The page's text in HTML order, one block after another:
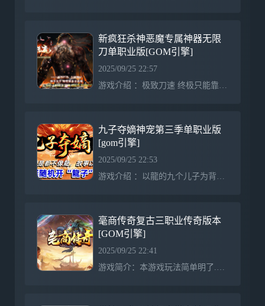
新疯狂杀神恶魔专属神器无限
刀单职业版[GOM引擎]
2025/09/25 22:57
游戏介绍 ：极致刀速 终极只能靠打 所有货币全爆 长期耐玩 装备保值三天拿沙 百人沙巴克 只要激情不倒 红包领到手抽筋！！！
九子夺嫡神宠第三季单职业版
[gom引擎]
2025/09/25 22:53
游戏介绍 ：以龍的九个儿子为背景，结合山海经各种妖魔鬼怪为蓝图展开。版本耐玩，不浮夸，不秒杀关于宠物：宠 物 分 为：青铜----白银----黄金----王者----变异-----超级变异（龍子）----- 超级狂暴（龍王）宠物来源①：游戏里有个人副本，只要等级全免费打，倒计时结束后又可去打，个人BOSS必爆对应的宠物蛋，宠物蛋可以直接开出以上宠物宠物来源②：游戏里所有BOSS都爆“宠物精元”和“龍子精元”集齐一定数量可以合成宠物蛋。至于能孵化出什么宠物，就得看你脸白不白宠物来源③：整数等级的个人BOSS“
毫商传奇复古三职业传奇版本
[GOM引擎]
2025/09/25 22:41
游戏简介：本游戏玩法简单明了.没有任何繁琐东西，PK平衡 无秒杀，不变态。经典耐玩！注意事项：禁止使用空白名字,非法字符,发现删号处理,开挂者一经查处直接删号处理！！！本服目前是测试区,10.30号19点准时开区,测试期间充值开区多送10%！本服只有官方网站充值,永久比例1:2 如有发下其他比例,截图找管理举报,奖金5000人民币！！如发现微信充值不了,请联系管理员QQ号:1234567！！盛大小闲正规授权服，秒提现，玩的放心霸屏连体广告~实力运营亳商传奇授权服（火爆新服）每天３万+的霸屏广告宣传《元宝1: